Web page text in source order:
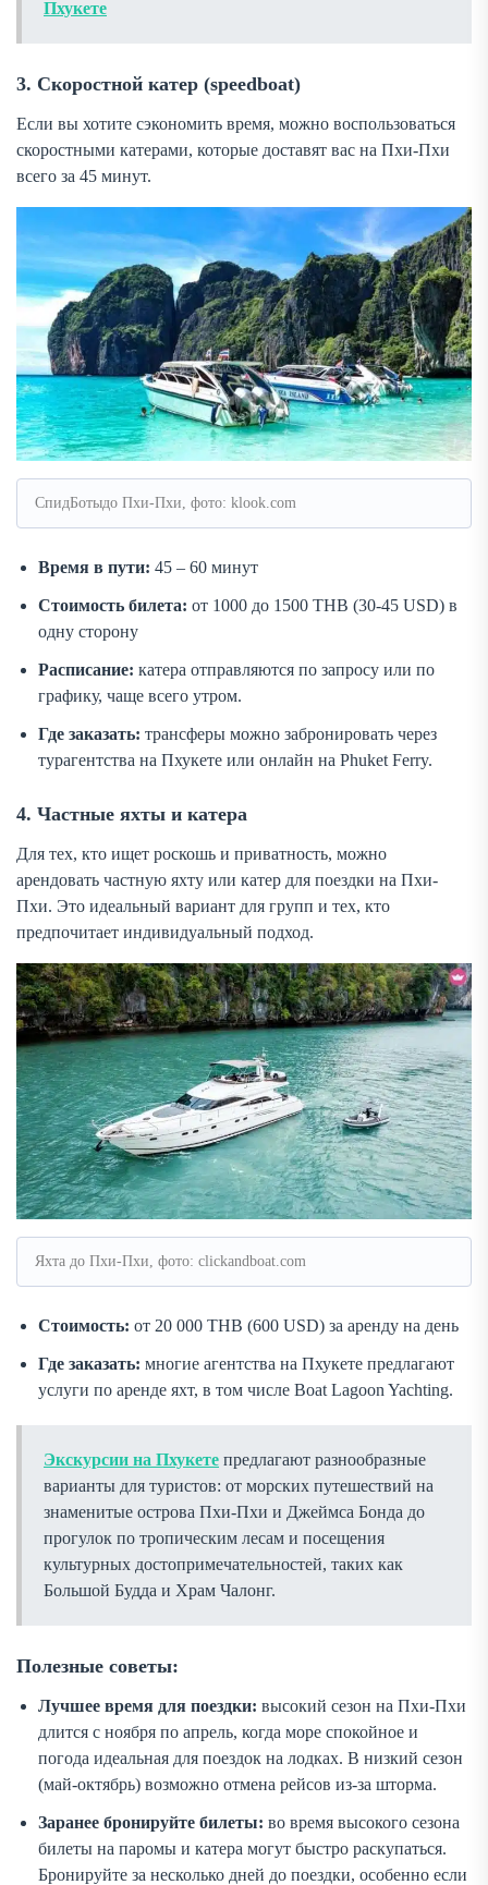
Пхукете
3. Скоростной катер (speedboat)
Если вы хотите сэкономить время, можно воспользоваться
скоростными катерами, которые доставят вас на Пхи-Пхи
всего за 45 минут.
СпидБотыдо Пхи-Пхи, фото: klook.com
Время в пути: 45 – 60 минут
Стоимость билета: от 1000 до 1500 THB (30-45 USD) в
одну сторону
Расписание: катера отправляются по запросу или по
графику, чаще всего утром.
Где заказать: трансферы можно забронировать через
турагентства на Пхукете или онлайн на Phuket Ferry.
4. Частные яхты и катера
Для тех, кто ищет роскошь и приватность, можно
арендовать частную яхту или катер для поездки на Пхи-
Пхи. Это идеальный вариант для групп и тех, кто
предпочитает индивидуальный подход.
Яхта до Пхи-Пхи, фото: clickandboat.com
Стоимость: от 20 000 THB (600 USD) за аренду на день
Где заказать: многие агентства на Пхукете предлагают
услуги по аренде яхт, в том числе Boat Lagoon Yachting.
Экскурсии на Пхукете предлагают разнообразные
варианты для туристов: от морских путешествий на
знаменитые острова Пхи-Пхи и Джеймса Бонда до
прогулок по тропическим лесам и посещения
культурных достопримечательностей, таких как
Большой Будда и Храм Чалонг.
Полезные советы:
Лучшее время для поездки: высокий сезон на Пхи-Пхи
длится с ноября по апрель, когда море спокойное и
погода идеальная для поездок на лодках. В низкий сезон
(май-октябрь) возможно отмена рейсов из-за шторма.
Заранее бронируйте билеты: во время высокого сезона
билеты на паромы и катера могут быстро раскупаться.
Бронируйте за несколько дней до поездки, особенно если